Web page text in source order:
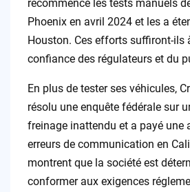
recommencé les tests manuels
Phoenix en avril 2024 et les a
Houston. Ces efforts suffiront-ils
confiance des régulateurs et du
En plus de tester ses véhicules,
résolu une enquête fédérale sur
freinage inattendu et a payé une
erreurs de communication en
montrent que la société est
conformer aux exigences